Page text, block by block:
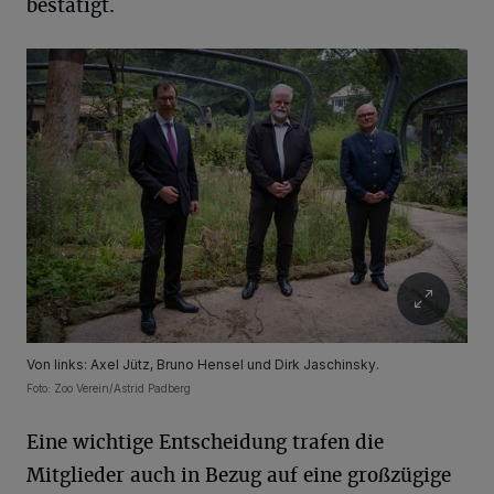
bestätigt.
Von links: Axel Jütz, Bruno Hensel und Dirk Jaschinsky.
Foto: Zoo Verein/Astrid Padberg
Eine wichtige Entscheidung trafen die
Mitglieder auch in Bezug auf eine großzügige